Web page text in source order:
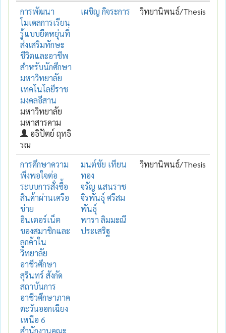
การพัฒนา
โมเดลการเรียน
รู้แบบยืดหยุ่นที่
ส่งเสริมทักษะ
ชีวิตและอาชีพ
สําหรับนักศึกษา
มหาวิทยาลัย
เทคโนโลยีราช
มงคลอีสาน
มหาวิทยาลัย
มหาสารคาม
อธิปัตย์ ฤทธิ
รณ
เผชิญ กิจระการ วิทยานิพนธ์/Thesis
การศึกษาความ
พึงพอใจต่อ
ระบบการสั่งซื้อ
สินค้าผ่านเครือ
ข่าย
อินเตอร์เน็ต
ของสมาชิกและ
ลูกค้าใน
วิทยาลัย
อาชีวศึกษา
สุรินทร์ สังกัด
สถาบันการ
อาชีวศึกษาภาค
ตะวันออกเฉียง
เหนือ 6
สำนักงานคณะ
มนต์ชัย เทียน
ทอง
จรัญ แสนราช
จิรพันธุ์ ศรีสม
พันธุ์
พารา ลิมมะณี
ประเสริฐ
วิทยานิพนธ์/Thesis